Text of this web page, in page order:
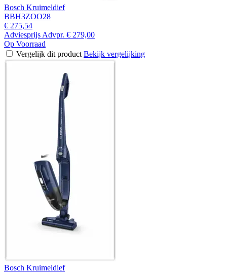
Bosch Kruimeldief
BBH3ZOO28
€ 275,54
Adviesprijs Advpr. € 279,00
Op Voorraad
Vergelijk dit product Bekijk vergelijking
Bosch Kruimeldief